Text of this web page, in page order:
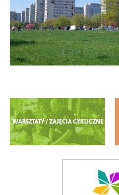
Zobacz więcej
WARSZTATY / ZAJĘCIA CYKLICZNE